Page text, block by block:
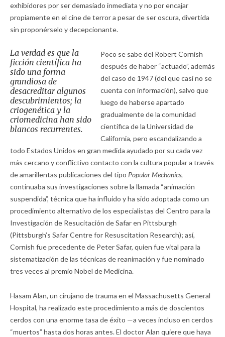
exhibidores por ser demasiado inmediata y no por encajar
propiamente en el cine de terror a pesar de ser oscura, divertida
sin proponérselo y decepcionante.
La verdad es que la
ficción científica ha
sido una forma
grandiosa de
desacreditar algunos
descubrimientos; la
criogenética y la
criomedicina han sido
blancos recurrentes.
Poco se sabe del Robert Cornish
después de haber “actuado”, además
del caso de 1947 (del que casi no se
cuenta con información), salvo que
luego de haberse apartado
gradualmente de la comunidad
científica de la Universidad de
California, pero escandalizando a
todo Estados Unidos en gran medida ayudado por su cada vez
más cercano y conflictivo contacto con la cultura popular a través
de amarillentas publicaciones del tipo Popular Mechanics,
continuaba sus investigaciones sobre la llamada “animación
suspendida”, técnica que ha influido y ha sido adoptada como un
procedimiento alternativo de los especialistas del Centro para la
Investigación de Resucitación de Safar en Pittsburgh
(Pittsburgh’s Safar Centre for Resuscitation Research); así,
Cornish fue precedente de Peter Safar, quien fue vital para la
sistematización de las técnicas de reanimación y fue nominado
tres veces al premio Nobel de Medicina.
Hasam Alan, un cirujano de trauma en el Massachu­setts General
Hospital, ha realizado este procedimiento a más de doscientos
cerdos con una enorme tasa de éxito —a veces incluso en cerdos
“muertos” hasta dos horas antes. El doctor Alan quiere que haya